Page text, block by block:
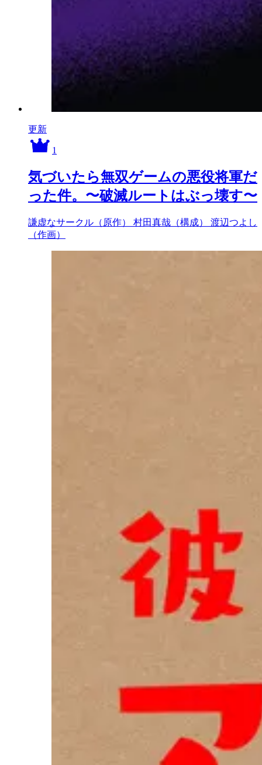
更新
1
気づいたら無双ゲームの悪役将軍だ
った件。〜破滅ルートはぶっ壊す〜
謙虚なサークル（原作） 村田真哉（構成） 渡辺つよし
（作画）